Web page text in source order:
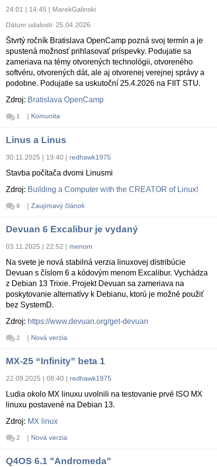
24.01 | 14:45 | MarekGalinski
Dátum udalosti: 25.04.2026
Štvrtý ročník Bratislava OpenCamp pozná svoj termín a je
spustená možnosť prihlasovať príspevky. Podujatie sa
zameriava na témy otvorených technológii, otvoreného
softvéru, otvorených dát, ale aj otvorenej verejnej správy a
podobne. Podujatie sa uskutoční 25.4.2026 na FIIT STU.
Zdroj: Bratislava OpenCamp
1 | Komunita
Linus a Linus
30.11.2025 | 19:40 | redhawk1975
Stavba počítača dvomi Linusmi
Zdroj: Building a Computer with the CREATOR of Linux!
8 | Zaujímavý článok
Devuan 6 Excalibur je vydaný
03.11.2025 | 22:52 | menom
Na svete je nová stabilná verzia linuxovej distribúcie
Devuan s číslom 6 a kódovým menom Excalibur. Vychádza
z Debian 13 Trixie. Projekt Devuan sa zameriava na
poskytovanie alternatívy k Debianu, ktorú je možné použiť
bez SystemD.
Zdroj: https://www.devuan.org/get-devuan
2 | Nová verzia
MX-25 “Infinity” beta 1
22.09.2025 | 08:40 | redhawk1975
Ludia okolo MX linuxu uvolnili na testovanie prvé ISO MX
linuxu postavené na Debian 13.
Zdroj: MX linux
2 | Nová verzia
Q4OS 6.1 "Andromeda"